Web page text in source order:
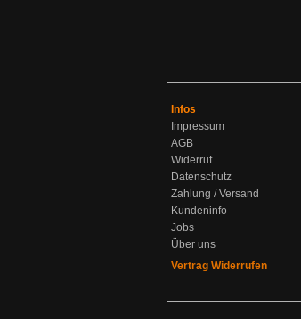
Infos
Impressum
AGB
Widerruf
Datenschutz
Zahlung / Versand
Kundeninfo
Jobs
Über uns
Vertrag Widerrufen